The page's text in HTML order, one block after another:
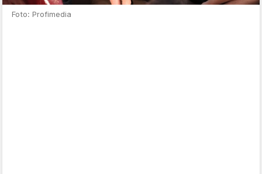
Foto: Profimedia